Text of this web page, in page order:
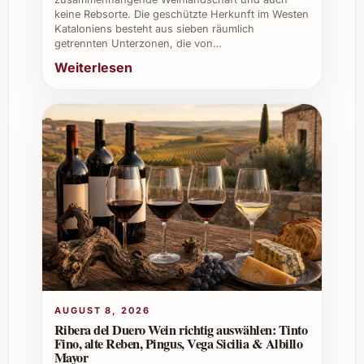
spezialisiert sind.
Ist MicroBio Nieva York 2023 auch für
Events geeignet?
Absolut – dank seines facettenreichen
Geschmacks und der nachhaltigen
Philosophie ist er ein Highlight bei Festen,
Firmenevents und kulinarischen
Veranstaltungen.
Welche Vorteile bietet MicroBio Nieva York
2023 im beruflichen Kontext?
Durch seinen exzellenten Ruf und das
ansprechende Design eignet sich der Wein
hervorragend als repräsentatives Geschenk
für Geschäftspartner oder zum Einsatz bei
Firmenevents, um nachhaltige Werte zu
keine Rebsorte. Die geschützte Herkunft im Westen
Kataloniens besteht aus sieben räumlich
getrennten Unterzonen, die von…
Weiterlesen
AUGUST 8, 2026
Ribera del Duero Wein richtig auswählen: Tinto
Fino, alte Reben, Pingus, Vega Sicilia & Albillo
Mayor